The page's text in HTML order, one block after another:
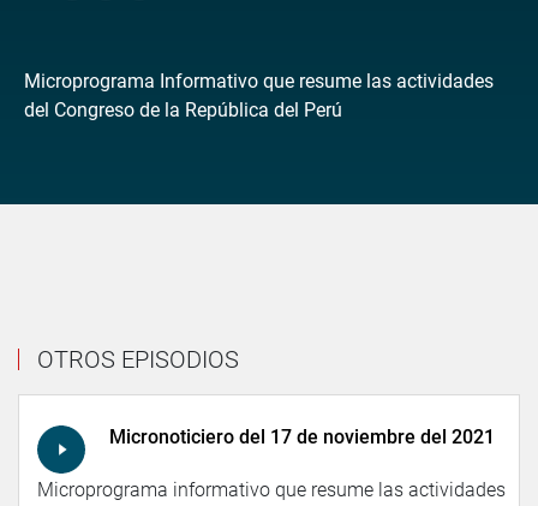
Microprograma Informativo que resume las actividades
del Congreso de la República del Perú
OTROS EPISODIOS
Micronoticiero del 17 de noviembre del 2021
Microprograma informativo que resume las actividades